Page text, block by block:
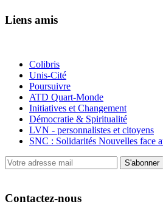
Liens amis
Colibris
Unis-Cité
Poursuivre
ATD Quart-Monde
Initiatives et Changement
Démocratie & Spiritualité
LVN - personnalistes et citoyens
SNC : Solidarités Nouvelles face
S'abonner
Contactez-nous